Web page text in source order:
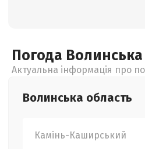
Погода Волинська
Актуальна інформація про
Волинська область
Камінь-Каширський